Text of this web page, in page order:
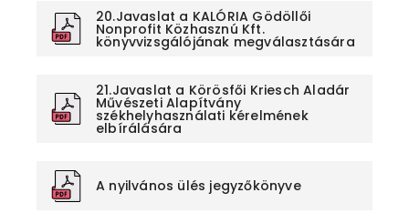
20.Javaslat a KALÓRIA Gödöllői
Nonprofit Közhasznú Kft.
könyvvizsgálójának megválasztására
21.Javaslat a Körösfői Kriesch Aladár
Művészeti Alapítvány
székhelyhasználati kérelmének
elbírálására
A nyilvános ülés jegyzőkönyve